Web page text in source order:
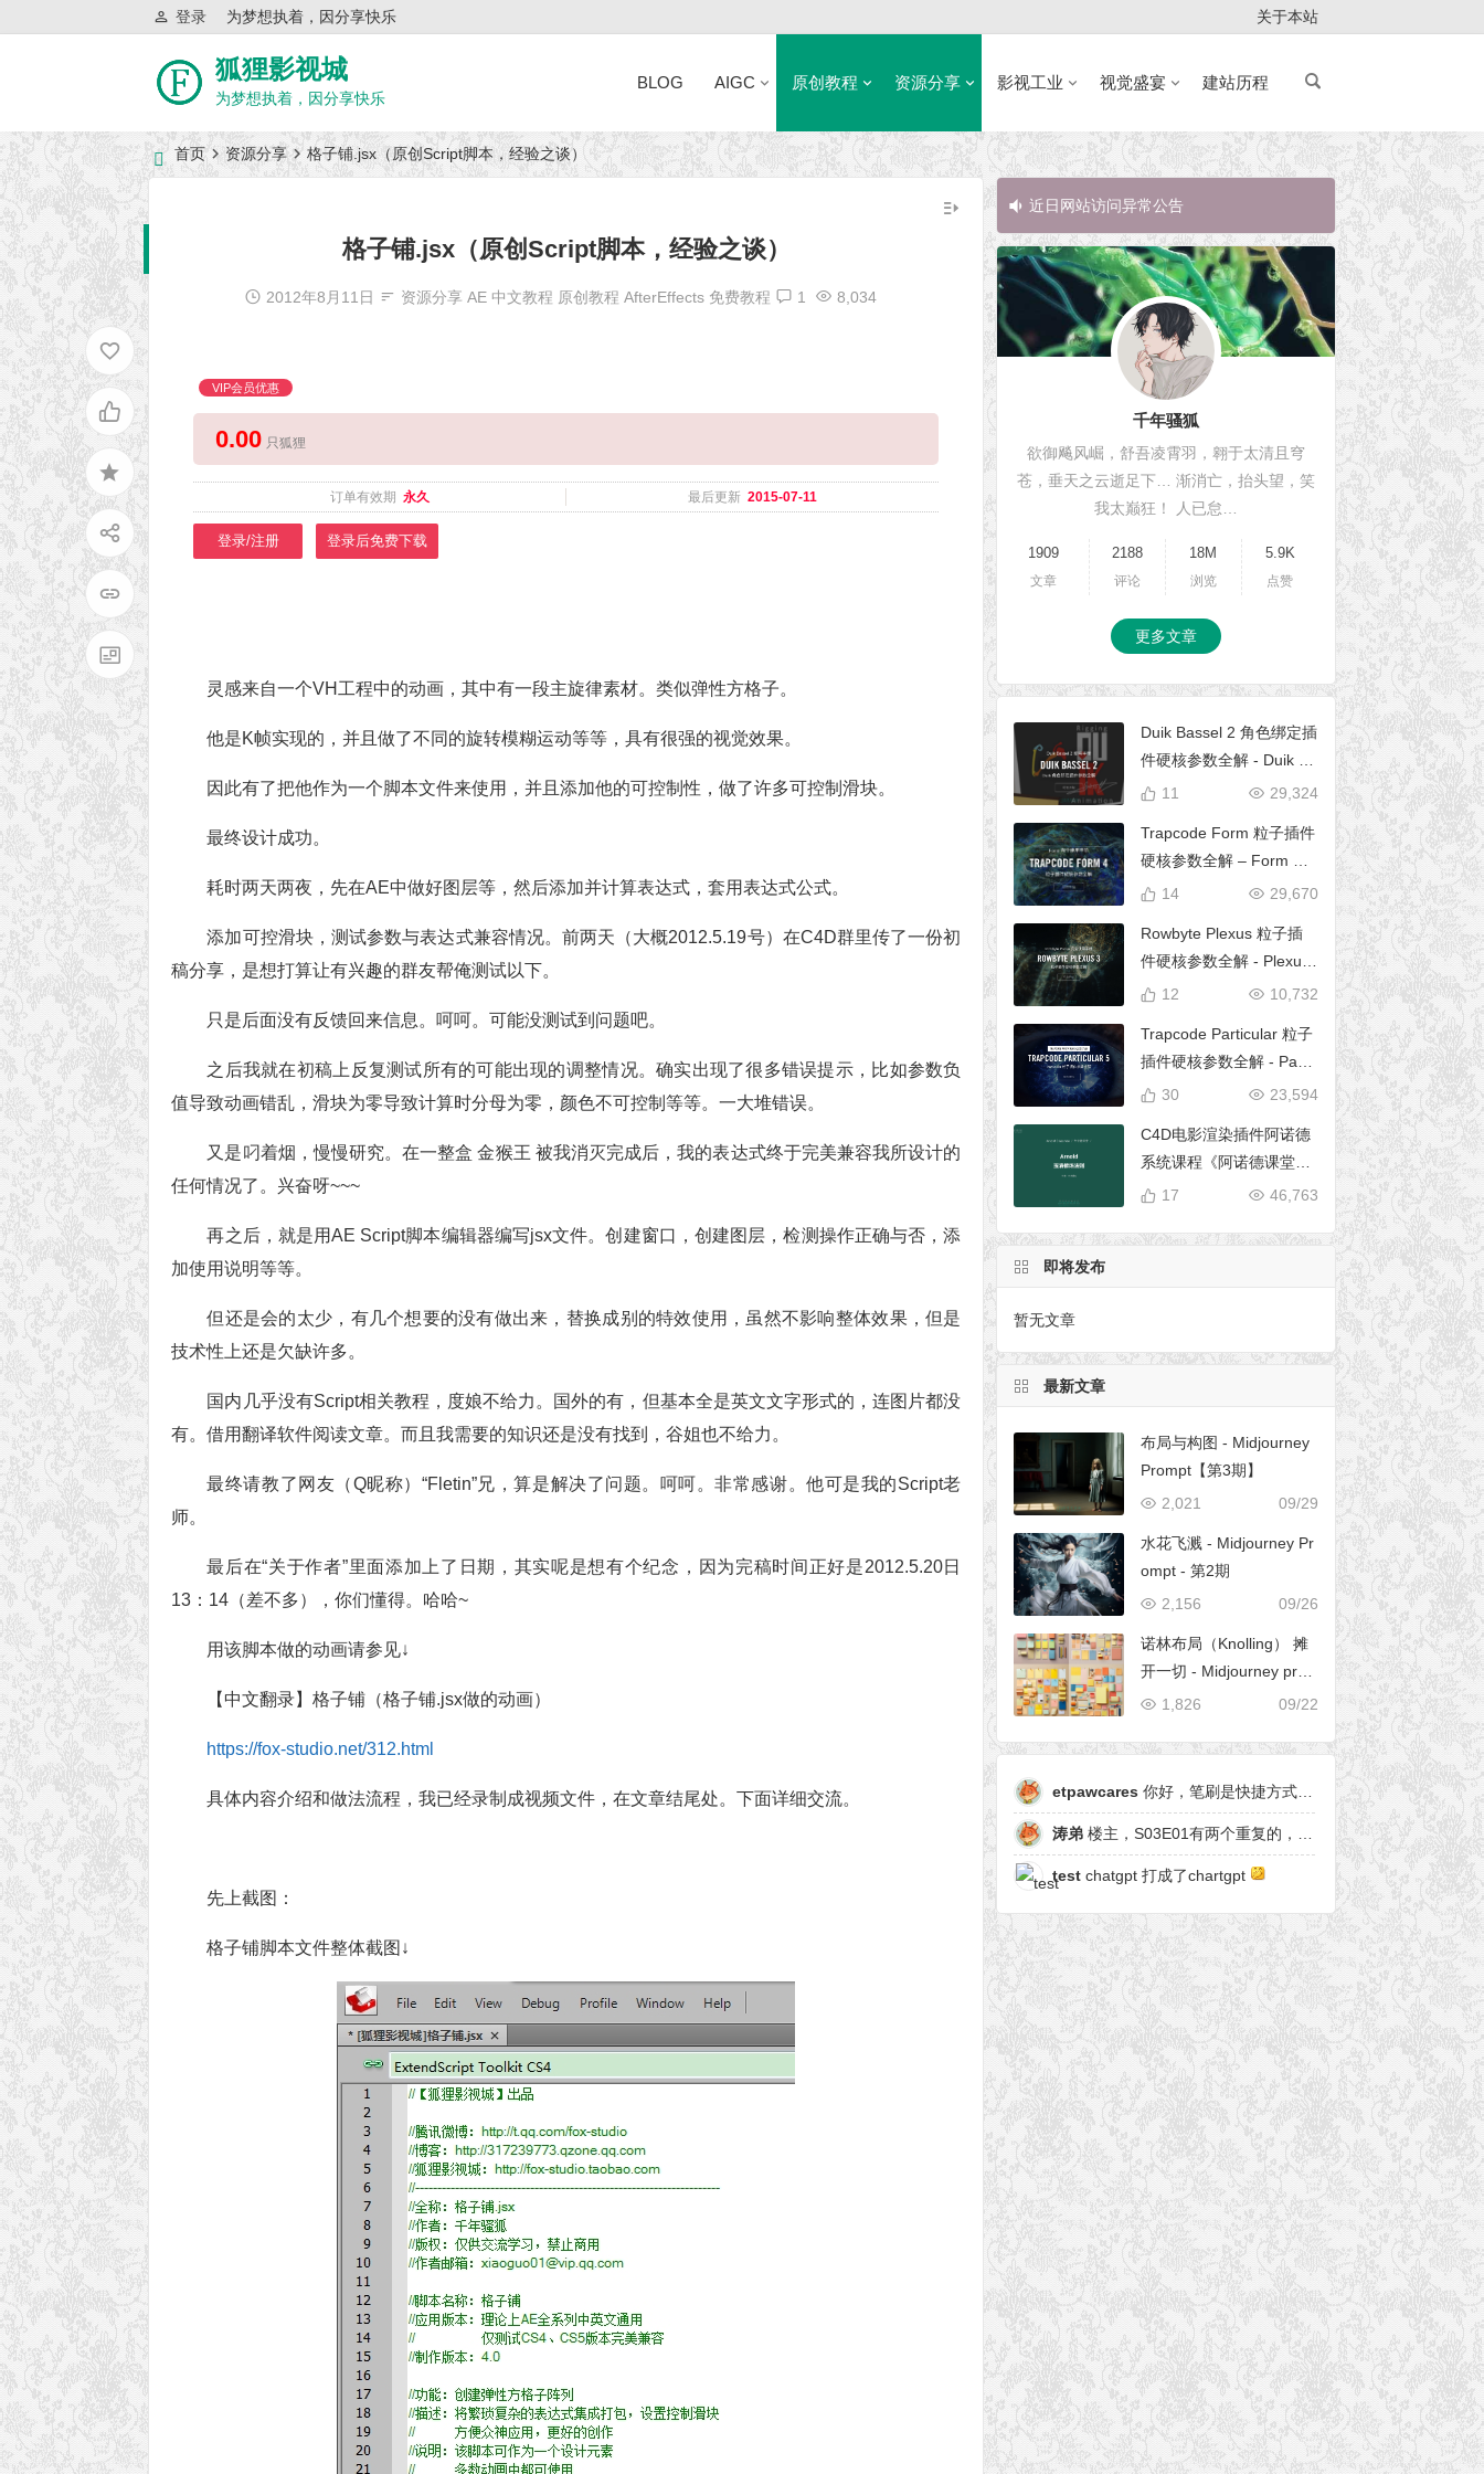
为梦想执着，因分享快乐
登录 关于本站
狐狸影视城
为梦想执着，因分享快乐
BLOG AIGC 原创教程 资源分享 影视工业 视觉盛宴 建站历程
首页 资源分享 格子铺.jsx（原创Script脚本，经验之谈）
格子铺.jsx（原创Script脚本，经验之谈）
2012年8月11日 资源分享 AE 中文教程 原创教程 AfterEffects 免费教程 1 8,034
VIP会员优惠
0.00 只狐狸
订单有效期 永久 最后更新 2015-07-11
登录/注册 登录后免费下载
灵感来自一个VH工程中的动画，其中有一段主旋律素材。类似弹性方格子。
他是K帧实现的，并且做了不同的旋转模糊运动等等，具有很强的视觉效果。
因此有了把他作为一个脚本文件来使用，并且添加他的可控制性，做了许多可控制滑块。
最终设计成功。
耗时两天两夜，先在AE中做好图层等，然后添加并计算表达式，套用表达式公式。
添加可控滑块，测试参数与表达式兼容情况。前两天（大概2012.5.19号）在C4D群里传了一份初
稿分享，是想打算让有兴趣的群友帮俺测试以下。
只是后面没有反馈回来信息。呵呵。可能没测试到问题吧。
之后我就在初稿上反复测试所有的可能出现的调整情况。确实出现了很多错误提示，比如参数负
值导致动画错乱，滑块为零导致计算时分母为零，颜色不可控制等等。一大堆错误。
又是叼着烟，慢慢研究。在一整盒 金猴王 被我消灭完成后，我的表达式终于完美兼容我所设计的
任何情况了。兴奋呀~~~
再之后，就是用AE Script脚本编辑器编写jsx文件。创建窗口，创建图层，检测操作正确与否，添
加使用说明等等。
但还是会的太少，有几个想要的没有做出来，替换成别的特效使用，虽然不影响整体效果，但是
技术性上还是欠缺许多。
国内几乎没有Script相关教程，度娘不给力。国外的有，但基本全是英文文字形式的，连图片都没
有。借用翻译软件阅读文章。而且我需要的知识还是没有找到，谷姐也不给力。
最终请教了网友（Q昵称）“Fletin”兄，算是解决了问题。呵呵。非常感谢。他可是我的Script老
师。
最后在“关于作者”里面添加上了日期，其实呢是想有个纪念，因为完稿时间正好是2012.5.20日
13：14（差不多），你们懂得。哈哈~
用该脚本做的动画请参见↓
【中文翻录】格子铺（格子铺.jsx做的动画）
https://fox-studio.net/312.html
具体内容介绍和做法流程，我已经录制成视频文件，在文章结尾处。下面详细交流。
先上截图：
格子铺脚本文件整体截图↓
近日网站访问异常公告 近日网站访问
千年骚狐
欲御飚风崛，舒吾凌霄羽，翱于太清且穹
苍，垂天之云逝足下… 渐消亡，抬头望，笑
我太巅狂！ 人已怠…
1909
文章
2188
评论
18M
浏览
5.9K
点赞
更多文章
Duik Bassel 2 角色绑定插
件硬核参数全解 - Duik 16
完全使用手册
29,324
11
Trapcode Form 粒子插件
硬核参数全解 – Form 完
全使用手册
29,670
14
Rowbyte Plexus 粒子插
件硬核参数全解 - Plexus
完全使用手册
10,732
12
Trapcode Particular 粒子
插件硬核参数全解 - Parti
cular 5 完全使用手册23,594
30
C4D电影渲染插件阿诺德
系统课程《阿诺德课堂之
玉清境》
46,763
17
即将发布
暂无文章
最新文章
布局与构图 - Midjourney
Prompt【第3期】
09/29
2,021
水花飞溅 - Midjourney Pr
ompt - 第2期
09/26
2,156
诺林布局（Knolling） 摊
开一切 - Midjourney pro
mpt
09/22
1,826
etpawcares 你好，笔刷是快捷方式，有原笔刷么
涛弟 楼主，S03E01有两个重复的，另一个是粒子形态
test chatgpt 打成了chartgpt